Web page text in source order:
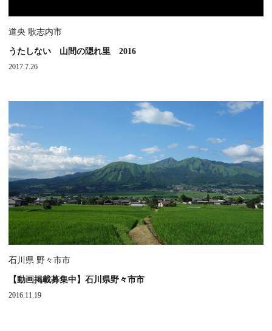
道央 歌志内市
うたしない 山間の隠れ里 2016
2017.7.26
石川県 野々市市
【動画掲載募集中】石川県野々市市
2016.11.19